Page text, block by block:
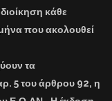
κάθε
που ακολουθεί
τα
5 του άρθρου 92, η